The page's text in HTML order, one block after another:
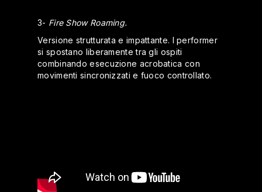
3- Fire Show Roaming.
Versione strutturata e impattante. I performer
si spostano liberamente tra gli ospiti
combinando esecuzione acrobatica con
movimenti sincronizzati e fuoco controllato.